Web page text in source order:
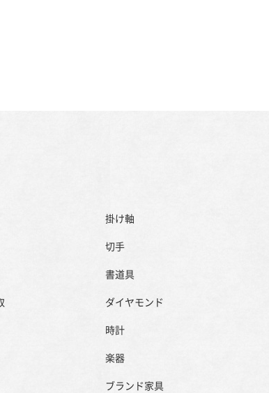
掛け軸
切手
書道具
ダイヤモンド
時計
楽器
ブランド家具